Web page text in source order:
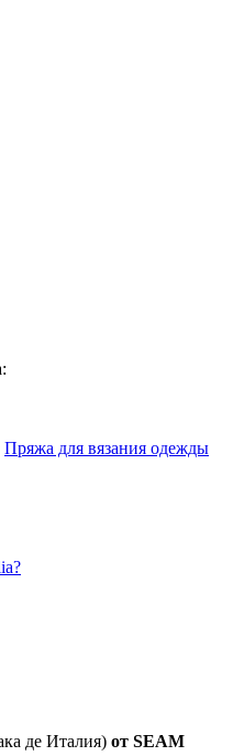
Пряжа для вязания одежды
де Италия) от SEAM